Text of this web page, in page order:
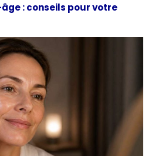
: conseils pour votre